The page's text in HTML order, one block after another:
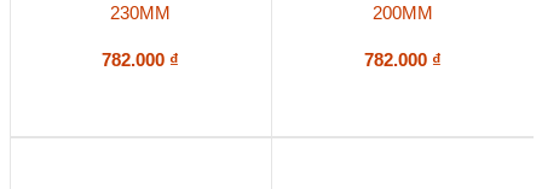
230MM
782.000 ₫
200MM
782.000 ₫